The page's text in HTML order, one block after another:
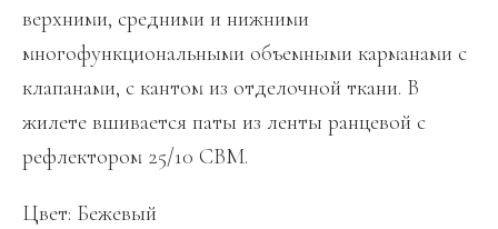
верхними, средними и нижними
многофункциональными объемными карманами с
клапанами, с кантом из отделочной ткани. В
жилете вшивается паты из ленты ранцевой с
рефлектором 25/10 СВМ.
Цвет: Бежевый